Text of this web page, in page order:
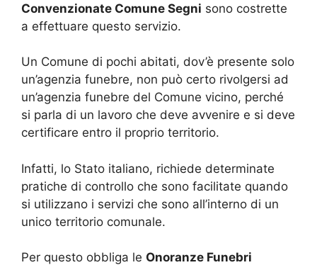
Convenzionate Comune Segni sono costrette
a effettuare questo servizio.
Un Comune di pochi abitati, dov’è presente solo
un’agenzia funebre, non può certo rivolgersi ad
un’agenzia funebre del Comune vicino, perché
si parla di un lavoro che deve avvenire e si deve
certificare entro il proprio territorio.
Infatti, lo Stato italiano, richiede determinate
pratiche di controllo che sono facilitate quando
si utilizzano i servizi che sono all’interno di un
unico territorio comunale.
Per questo obbliga le Onoranze Funebri